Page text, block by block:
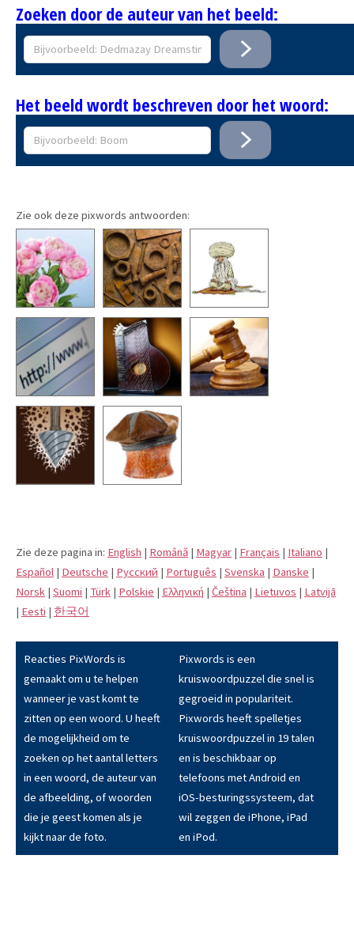
Zoeken door de auteur van het beeld:
Het beeld wordt beschreven door het woord:
Zie ook deze pixwords antwoorden:
Zie deze pagina in: English | Română | Magyar | Français | Italiano |
Español | Deutsche | Pусский | Português | Svenska | Danske |
Norsk | Suomi | Türk | Polskie | Eλληνική | Čeština | Lietuvos | Latvijā
| Eesti | 한국어
Reacties PixWords is
gemaakt om u te helpen
wanneer je vast komt te
zitten op een woord. U heeft
de mogelijkheid om te
zoeken op het aantal letters
in een woord, de auteur van
de afbeelding, of woorden
die je geest komen als je
kijkt naar de foto.
Pixwords is een
kruiswoordpuzzel die snel is
gegroeid in populariteit.
Pixwords heeft spelletjes
kruiswoordpuzzel in 19 talen
en is beschikbaar op
telefoons met Android en
iOS-besturingssysteem, dat
wil zeggen de iPhone, iPad
en iPod.